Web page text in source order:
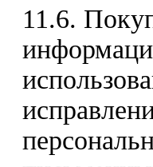
11.6.